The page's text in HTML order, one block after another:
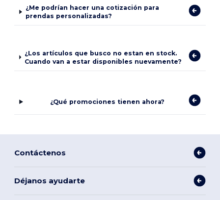
¿Me podrían hacer una cotización para
prendas personalizadas?
¿Los artículos que busco no estan en stock.
Cuando van a estar disponibles nuevamente?
¿Qué promociones tienen ahora?
Contáctenos
Déjanos ayudarte